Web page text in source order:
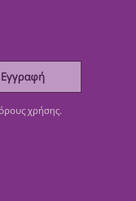
Εγγραφή
χρήσης.